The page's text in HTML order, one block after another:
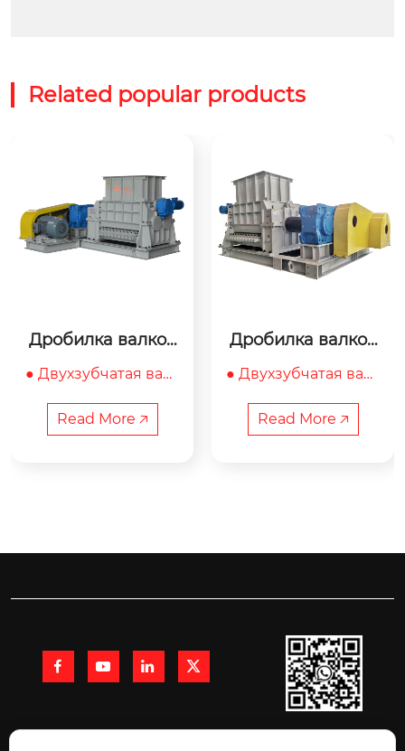
Related popular products
Дробилка валков
RA-600×1400
● Двухзубчатая валк
одит для дробления
сырья средней и ни
Read More 🡥
Дробилка валков
RA-400×1000
● Двухзубчатая валк
одит для дробления
сырья средней и ни
Read More 🡥
   